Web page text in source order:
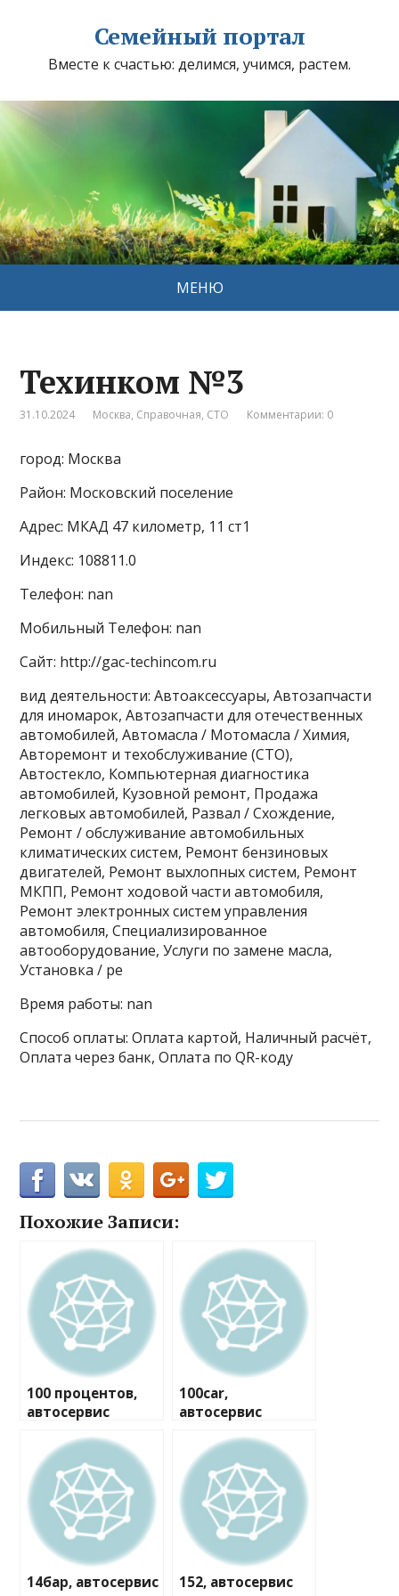
Семейный портал
Вместе к счастью: делимся, учимся, растем.
МЕНЮ
Техинком №3
31.10.2024 Москва, Справочная, СТО Комментарии: 0
город: Москва
Район: Московский поселение
Адрес: МКАД 47 километр, 11 ст1
Индекс: 108811.0
Телефон: nan
Мобильный Телефон: nan
Сайт: http://gac-techincom.ru
вид деятельности: Автоаксессуары, Автозапчасти
для иномарок, Автозапчасти для отечественных
автомобилей, Автомасла / Мотомасла / Химия,
Авторемонт и техобслуживание (СТО),
Автостекло, Компьютерная диагностика
автомобилей, Кузовной ремонт, Продажа
легковых автомобилей, Развал / Схождение,
Ремонт / обслуживание автомобильных
климатических систем, Ремонт бензиновых
двигателей, Ремонт выхлопных систем, Ремонт
МКПП, Ремонт ходовой части автомобиля,
Ремонт электронных систем управления
автомобиля, Специализированное
автооборудование, Услуги по замене масла,
Установка / ре
Время работы: nan
Способ оплаты: Оплата картой, Наличный расчёт,
Оплата через банк, Оплата по QR-коду
Похожие Записи:
100 процентов,
автосервис
100car,
автосервис
14бар, автосервис 152, автосервис